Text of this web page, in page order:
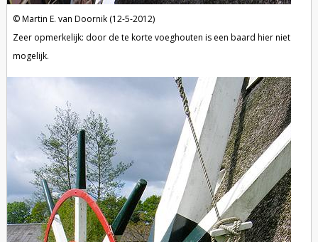
Martin E. van Doornik (12-5-2012)
Zeer opmerkelijk: door de te korte voeghouten is een baard hier niet
mogelijk.